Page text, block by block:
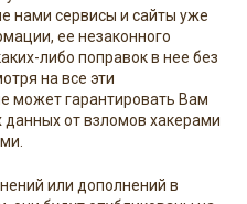
нами сервисы и сайты уже
ее незаконного
либо поправок в нее без
на все эти
может гарантировать Вам
от взломов хакерами
или дополнений в